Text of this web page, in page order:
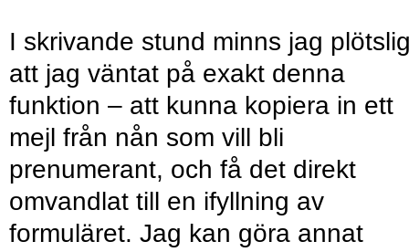
I skrivande stund minns jag
att jag väntat på exakt denna
funktion – att kunna kopiera in ett
mejl från nån som vill bli
prenumerant, och få det direkt
omvandlat till en ifyllning av
formuläret. Jag kan göra annat